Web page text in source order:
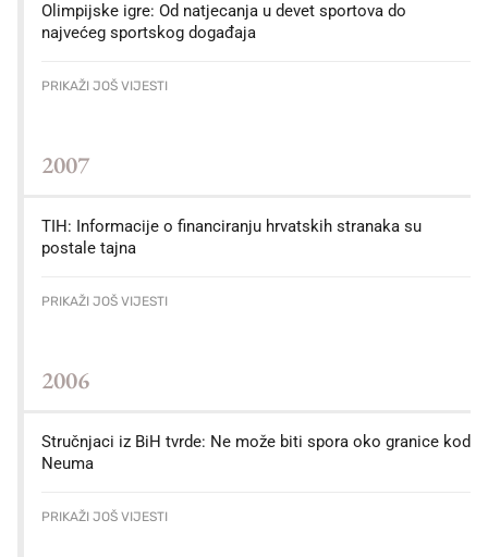
Olimpijske igre: Od natjecanja u devet sportova do
najvećeg sportskog događaja
PRIKAŽI JOŠ VIJESTI
2007
TIH: Informacije o financiranju hrvatskih stranaka su
postale tajna
PRIKAŽI JOŠ VIJESTI
2006
Stručnjaci iz BiH tvrde: Ne može biti spora oko granice kod
Neuma
PRIKAŽI JOŠ VIJESTI